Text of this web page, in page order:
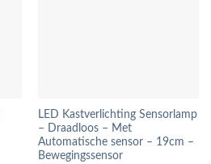
LED Kastverlichting Sensorlamp
– Draadloos – Met
Automatische sensor – 19cm –
Bewegingssensor